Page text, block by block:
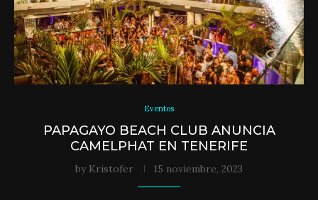
Eventos
PAPAGAYO BEACH CLUB ANUNCIA
CAMELPHAT EN TENERIFE
by Kristofer 15 noviembre, 2023